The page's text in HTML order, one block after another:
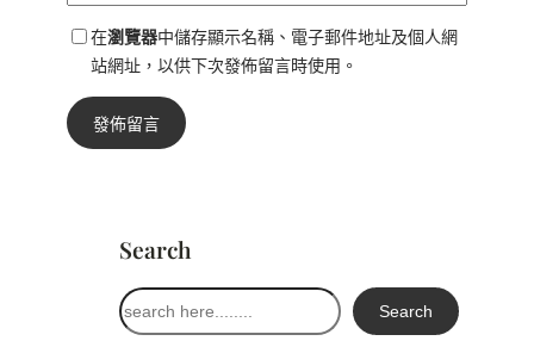
在瀏覽器中儲存顯示名稱、電子郵件地址及個人網
站網址，以供下次發佈留言時使用。
Search
搜
尋
Search